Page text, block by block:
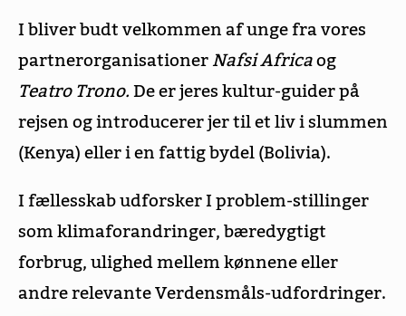
I bliver budt velkommen af unge fra vores
partnerorganisationerNafsi Africaog
Teatro Trono.De er jeres kultur-guider på
rejsen og introducerer jer til et liv i slummen
(Kenya) eller i en fattig bydel (Bolivia).
I fællesskab udforsker I problem-stillinger
som klimaforandringer, bæredygtigt
forbrug, ulighed mellem kønnene eller
andre relevante Verdensmåls-udfordringer.